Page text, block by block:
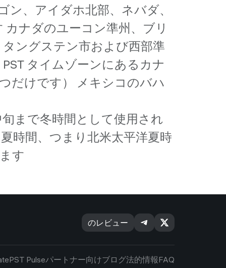
ン、アイダホ北部、ネバダ、
ナダのユーコン準州、ブリ
ングステン市および西部準
タイムゾーンにあるカナ
だけです） メキシコのバハ
旬まで冬時間として使用され
時間、つまり北米太平洋夏時
す
のレビュー
PST Pulseパートナー向けブログ法的情報FAQ